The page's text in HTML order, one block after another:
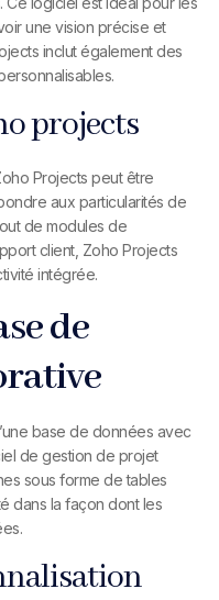
une vision précise et
inclut également des
projects
Projects peut être
aux particularités de
de modules de
client, Zoho Projects
intégrée.
de
base de données avec
de gestion de projet
sous forme de tables
dans la façon dont les